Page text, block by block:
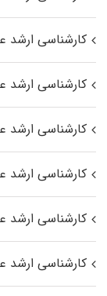
کارشناسی ارشد
کارشناسی ارشد
کارشناسی ارشد
کارشناسی ارشد
کارشناسی ارشد
کارشناسی ارشد